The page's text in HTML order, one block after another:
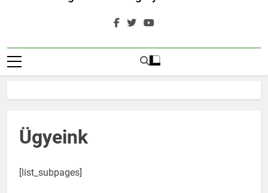
Ügyeink
[list_subpages]